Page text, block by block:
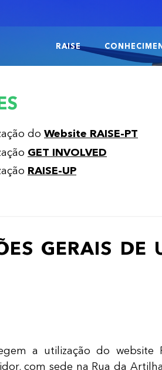
RAISE
do Website RAISE-PT
GET INVOLVED
RAISE-UP
GERAIS DE
a utilização do website
com sede na Rua da